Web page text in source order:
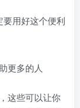
用好这个便利
更多的人
这些可以让你